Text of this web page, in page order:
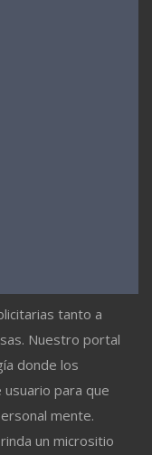
tanto a
Nuestro portal
donde los
usuario para que
mente.
un micrositio